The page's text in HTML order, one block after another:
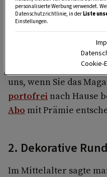
Zauberhafte
Servus in Stadt &
uns, wenn Sie das
portofrei nach Hause
Abo mit Prämie
2. Dekorative
Im Mittelalter sagte
personalisierte Werbung verwendet.
Datenschutzrichtlinie, in derListe
Einstellungen.
Cookie-